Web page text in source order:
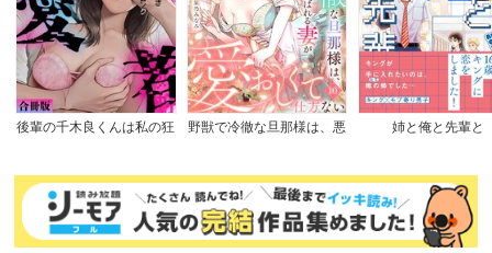
後輩の千木良くんは私の狂
野獣で冷徹な旦那様は、悪
姉と俺と先輩と